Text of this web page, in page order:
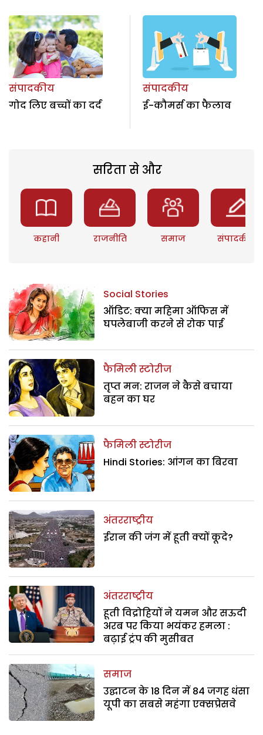
संपादकीय
गोद लिए बच्चों का दर्द
संपादकीय
ई-कौमर्स का फैलाव
सरिता से और
कहानी राजनीति समाज संपादकीय
Social Stories
ऑडिट: क्या महिमा ऑफिस में
घपलेबाजी करने से रोक पाई
फैमिली स्टोरीज
तृप्त मन: राजन ने कैसे बचाया
बहन का घर
फैमिली स्टोरीज
Hindi Stories: आंगन का बिरवा
अंतरराष्ट्रीय
ईरान की जंग में हूती क्यों कूदे?
अंतरराष्ट्रीय
हूती विद्रोहियों ने यमन और सऊदी
अरब पर किया भयंकर हमला :
बढ़ाई ट्रंप की मुसीबत
समाज
उद्घाटन के 18 दिन में 84 जगह धंसा
यूपी का सबसे महंगा एक्सप्रेसवे